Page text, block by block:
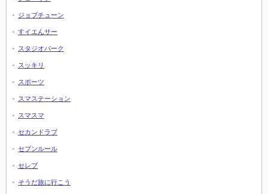
ジョブチューン
すイエんサー
スタジオパーク
スッキリ
スポーツ
スマステーション
スマスマ
セカンドラブ
セブンルール
セレブ
そうだ旅に行こう